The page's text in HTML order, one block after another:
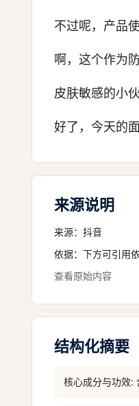
不过呢，产品
啊，这个作为
皮肤敏感的小
好了，今天的
来源说明
来源： 抖音
依据：下方可引用
查看原始内容
结构化摘要
核心成分与功效: